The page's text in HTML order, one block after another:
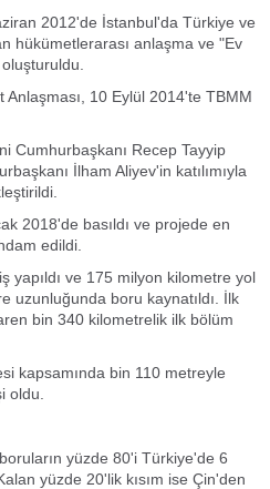
2012'de İstanbul'da Türkiye ve
hükümetlerarası anlaşma ve "Ev
10 Eylül 2014'te TBMM
Cumhurbaşkanı Recep Tayyip
İlham Aliyev'in katılımıyla
2018'de basıldı ve projede en
edildi.
yapıldı ve 175 milyon kilometre yol
uzunluğunda boru kaynatıldı. İlk
bin 340 kilometrelik ilk bölüm
kapsamında bin 110 metreyle
oldu.
yüzde 80'i Türkiye'de 6
yüzde 20'lik kısım ise Çin'den